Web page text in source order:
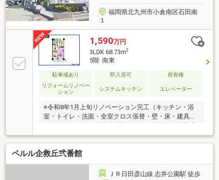
福岡県北九州市小倉南区石田南
１
1,590万円
3LDK 68.73m2
5階 南東
駐車場あり 即入居可
所有権
リフォームリノベー
ション
システムキッチン エレベーター
※令和8年1月上旬リノベーション完工（キッチン・浴
室・トイレ・洗面・全室クロス張替・壁・床・建具・
小まで徒歩約6分 ●コンビニまで徒歩約5分●モノレー
ル/企救丘駅 徒歩約7分●西鉄バス『守恒小学校前』
停 約1148m（徒歩15分）●企救丘小学校 約
440m（徒歩6分）●守恒中学校 約1905m（徒歩24
分）●ドラッグイレブン企救丘店 約404m（徒歩6
ペルル企救丘弐番館
ＪＲ日田彦山線 志井公園駅 徒歩